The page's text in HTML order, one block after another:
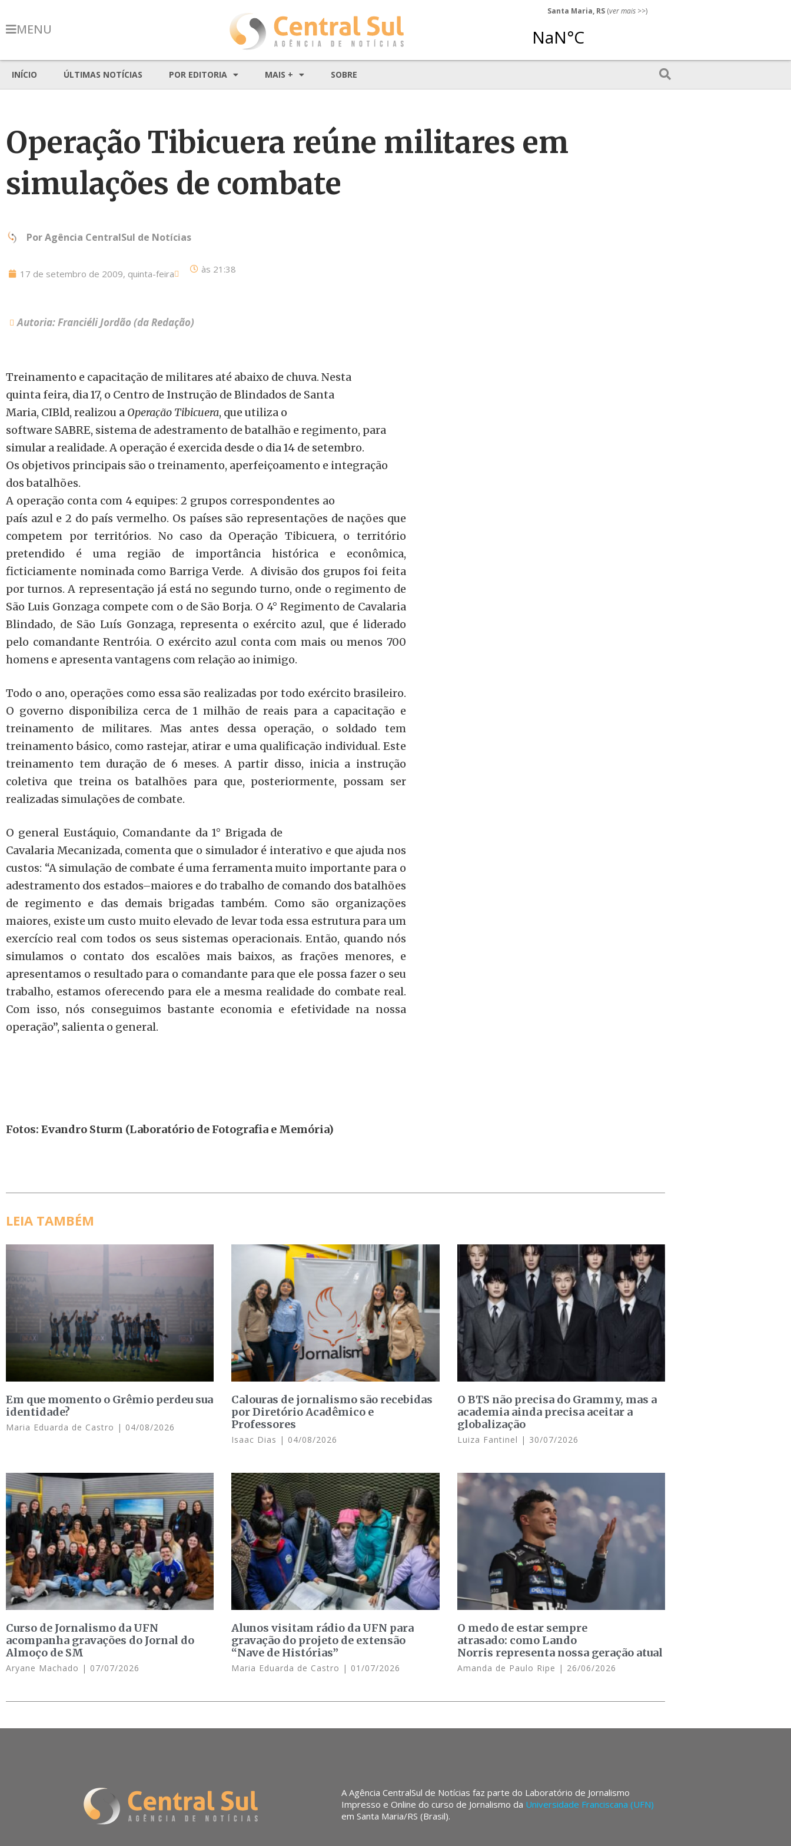
MENU
Santa Maria, RS (ver mais >>)
INÍCIO ÚLTIMAS NOTÍCIAS POR EDITORIA MAIS + SOBRE
Operação Tibicuera reúne militares em
simulações de combate
PorAgência CentralSul de Notícias
17 de setembro de 2009, quinta-feira às 21:38
Autoria: Franciéli Jordão (da Redação)
Treinamento e capacitação de militares até abaixo de chuva. Nesta
quinta feira, dia 17, o Centro de Instrução de Blindados de Santa
Maria, CIBld, realizou a Operação Tibicuera, que utiliza o
software SABRE, sistema de adestramento de batalhão e regimento, para
simular a realidade. A operação é exercida desde o dia 14 de setembro.
Os objetivos principais são o treinamento, aperfeiçoamento e integração
dos batalhões.
A operação conta com 4 equipes: 2 grupos correspondentes ao
país azul e 2 do país vermelho. Os países são representações de nações que
competem por territórios. No caso da Operação Tibicuera, o território
pretendido é uma região de importância histórica e econômica,
ficticiamente nominada como Barriga Verde. A divisão dos grupos foi feita
por turnos. A representação já está no segundo turno, onde o regimento de
São Luis Gonzaga compete com o de São Borja. O 4° Regimento de Cavalaria
Blindado, de São Luís Gonzaga, representa o exército azul, que é liderado
pelo comandante Rentróia. O exército azul conta com mais ou menos 700
homens e apresenta vantagens com relação ao inimigo.
Todo o ano, operações como essa são realizadas por todo exército brasileiro.
O governo disponibiliza cerca de 1 milhão de reais para a capacitação e
treinamento de militares. Mas antes dessa operação, o soldado tem
treinamento básico, como rastejar, atirar e uma qualificação individual. Este
treinamento tem duração de 6 meses. A partir disso, inicia a instrução
coletiva que treina os batalhões para que, posteriormente, possam ser
realizadas simulações de combate.
O general Eustáquio, Comandante da 1° Brigada de
Cavalaria Mecanizada, comenta que o simulador é interativo e que ajuda nos
custos: “A simulação de combate é uma ferramenta muito importante para o
adestramento dos estados–maiores e do trabalho de comando dos batalhões
de regimento e das demais brigadas também. Como são organizações
maiores, existe um custo muito elevado de levar toda essa estrutura para um
exercício real com todos os seus sistemas operacionais. Então, quando nós
simulamos o contato dos escalões mais baixos, as frações menores, e
apresentamos o resultado para o comandante para que ele possa fazer o seu
trabalho, estamos oferecendo para ele a mesma realidade do combate real.
Com isso, nós conseguimos bastante economia e efetividade na nossa
operação”, salienta o general.
Fotos: Evandro Sturm (Laboratório de Fotografia e Memória)
LEIA TAMBÉM
Em que momento o Grêmio perdeu sua
identidade?
Maria Eduarda de Castro 04/08/2026
Calouras de jornalismo são recebidas
por Diretório Acadêmico e
Professores
Isaac Dias 04/08/2026
O BTS não precisa do Grammy, mas a
academia ainda precisa aceitar a
globalização
Luiza Fantinel 30/07/2026
Curso de Jornalismo da UFN
acompanha gravações do Jornal do
Almoço de SM
Aryane Machado 07/07/2026
Alunos visitam rádio da UFN para
gravação do projeto de extensão
“Nave de Histórias”
Maria Eduarda de Castro 01/07/2026
O medo de estar sempre
atrasado: como Lando
Norris representa nossa geração atual
Amanda de Paulo Ripe 26/06/2026
A Agência CentralSul de Notícias faz parte do Laboratório de Jornalismo
Impresso e Online do curso de Jornalismo da Universidade Franciscana (UFN)
em Santa Maria/RS (Brasil).